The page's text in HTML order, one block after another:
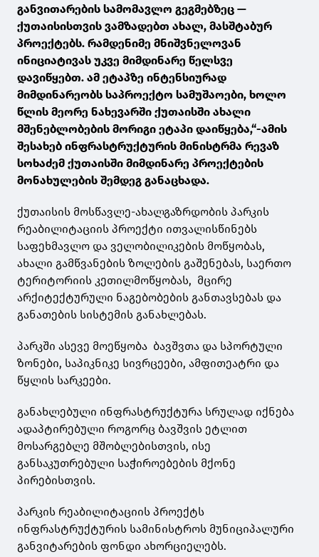
განვითარების სამომავლო გეგმებზეც —
ქუთაისისთვის ვამზადებთ ახალ, მასშტაბურ
პროექტებს. რამდენიმე მნიშვნელოვან
ინიციატივას უკვე მიმდინარე წელსვე
დავიწყებთ. ამ ეტაპზე ინტენსიურად
მიმდინარეობს საპროექტო სამუშაოები, ხოლო
წლის მეორე ნახევარში ქუთაისში ახალი
მშენებლობების მორიგი ეტაპი დაიწყება,“-ამის
შესახებ ინფრასტრუქტურის მინისტრმა რევაზ
სოხაძემ ქუთაისში მიმდინარე პროექტების
მონახულების შემდეგ განაცხადა.
ქუთაისის მოსწავლე-ახალგაზრდობის პარკის
რეაბილიტაციის პროექტი ითვალისწინებს
საფეხმავლო და ველობილიკების მოწყობას,
ახალი გამწვანების ზოლების გაშენებას, საერთო
ტერიტორიის კეთილმოწყობას, მცირე
არქიტექტურული ნაგებობების განთავსებას და
განათების სისტემის განახლებას.
პარკში ასევე მოეწყობა ბავშვთა და სპორტული
ზონები, საპიკნიკე სივრცეები, ამფითეატრი და
წყლის სარკეები.
განახლებული ინფრასტრუქტურა სრულად იქნება
ადაპტირებული როგორც ბავშვის ეტლით
მოსარგებლე მშობლებისთვის, ისე
განსაკუთრებული საჭიროებების მქონე
პირებისთვის.
პარკის რეაბილიტაციის პროექტს
ინფრასტრუქტურის სამინისტროს მუნიციპალური
განვიტარების ფონდი ახორციელებს.